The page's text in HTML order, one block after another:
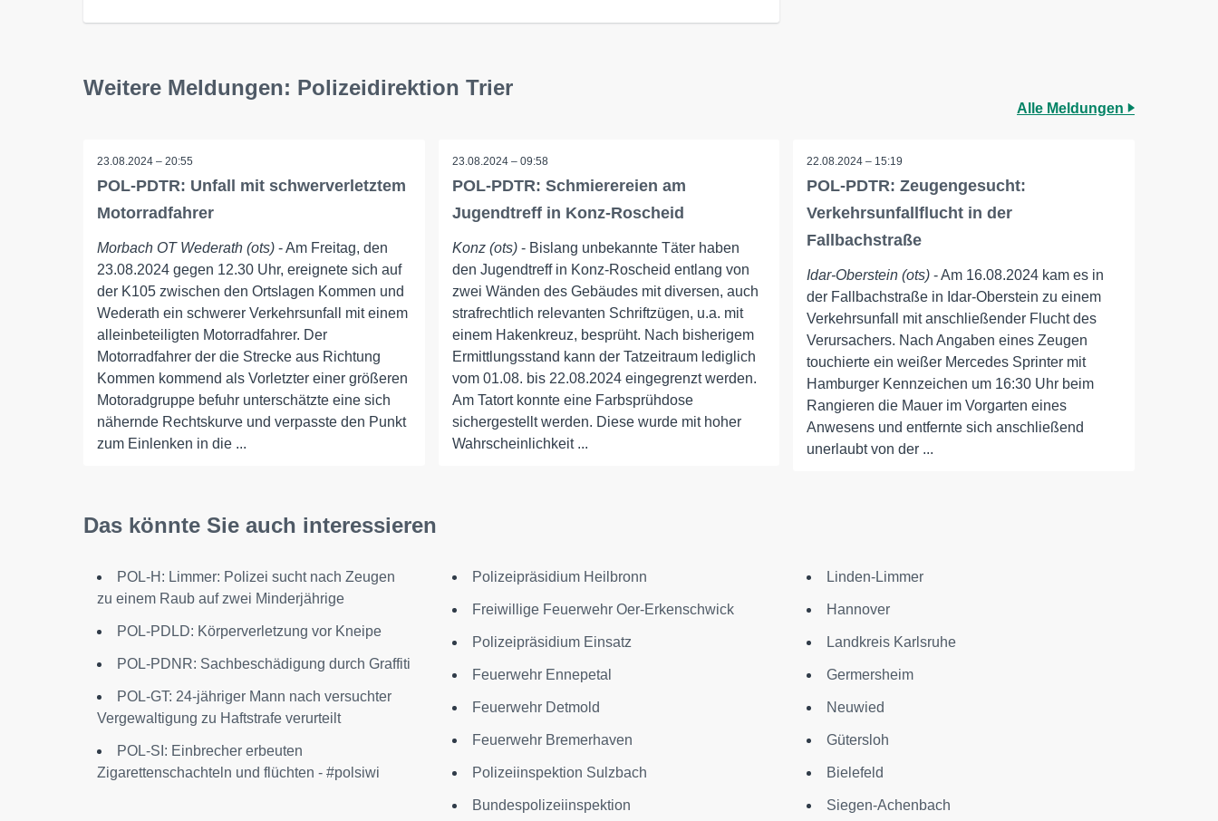
Weitere Meldungen: Polizeidirektion Trier
Alle Meldungen
23.08.2024 – 20:55
POL-PDTR: Unfall mit schwerverletztem
Motorradfahrer
Morbach OT Wederath (ots) - Am Freitag, den
23.08.2024 gegen 12.30 Uhr, ereignete sich auf
der K105 zwischen den Ortslagen Kommen und
Wederath ein schwerer Verkehrsunfall mit einem
alleinbeteiligten Motorradfahrer. Der
Motorradfahrer der die Strecke aus Richtung
Kommen kommend als Vorletzter einer größeren
Motoradgruppe befuhr unterschätzte eine sich
nähernde Rechtskurve und verpasste den Punkt
zum Einlenken in die ...
23.08.2024 – 09:58
POL-PDTR: Schmierereien am
Jugendtreff in Konz-Roscheid
Konz (ots)- Bislang unbekannte Täter haben
den Jugendtreff in Konz-Roscheid entlang von
zwei Wänden des Gebäudes mit diversen, auch
strafrechtlich relevanten Schriftzügen, u.a. mit
einem Hakenkreuz, besprüht. Nach bisherigem
Ermittlungsstand kann der Tatzeitraum lediglich
vom 01.08. bis 22.08.2024 eingegrenzt werden.
Am Tatort konnte eine Farbsprühdose
sichergestellt werden. Diese wurde mit hoher
Wahrscheinlichkeit ...
22.08.2024 – 15:19
POL-PDTR: Zeugengesucht:
Verkehrsunfallflucht in der
Fallbachstraße
Idar-Oberstein (ots) - Am 16.08.2024 kam es in
der Fallbachstraße in Idar-Oberstein zu einem
Verkehrsunfall mit anschließender Flucht des
Verursachers. Nach Angaben eines Zeugen
touchierte ein weißer Mercedes Sprinter mit
Hamburger Kennzeichen um 16:30 Uhr beim
Rangieren die Mauer im Vorgarten eines
Anwesens und entfernte sich anschließend
unerlaubt von der ...
Das könnte Sie auch interessieren
POL-H: Limmer: Polizei sucht nach Zeugen
zu einem Raub auf zwei Minderjährige
POL-PDLD: Körperverletzung vor Kneipe
POL-PDNR: Sachbeschädigung durch Graffiti
POL-GT: 24-jähriger Mann nach versuchter
Vergewaltigung zu Haftstrafe verurteilt
POL-SI: Einbrecher erbeuten
Zigarettenschachteln und flüchten - #polsiwi
Polizeipräsidium Heilbronn
Freiwillige Feuerwehr Oer-Erkenschwick
Polizeipräsidium Einsatz
Feuerwehr Ennepetal
Feuerwehr Detmold
Feuerwehr Bremerhaven
Polizeiinspektion Sulzbach
Bundespolizeiinspektion
Linden-Limmer
Hannover
Landkreis Karlsruhe
Germersheim
Neuwied
Gütersloh
Bielefeld
Siegen-Achenbach